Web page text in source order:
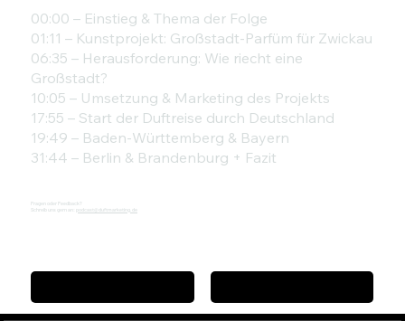
00:00 – Einstieg & Thema der Folge
01:11 – Kunstprojekt: Großstadt-Parfüm für Zwickau
06:35 – Herausforderung: Wie riecht eine
Großstadt?
10:05 – Umsetzung & Marketing des Projekts
17:55 – Start der Duftreise durch Deutschland
19:49 – Baden-Württemberg & Bayern
31:44 – Berlin & Brandenburg + Fazit
Fragen oder Feedback?
Schreib uns gern an: podcast@duftmarketing.de